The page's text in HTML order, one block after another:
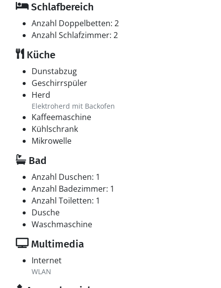
Schlafbereich
Anzahl Doppelbetten: 2
Anzahl Schlafzimmer: 2
Küche
Dunstabzug
Geschirrspüler
Herd
Elektroherd mit Backofen
Kaffeemaschine
Kühlschrank
Mikrowelle
Bad
Anzahl Duschen: 1
Anzahl Badezimmer: 1
Anzahl Toiletten: 1
Dusche
Waschmaschine
Multimedia
Internet
WLAN